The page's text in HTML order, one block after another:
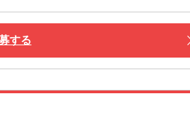
する